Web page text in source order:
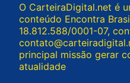
O CarteiraDigital.net é
conteúdo Encontra
18.812.588/0001-07,
principal missão gerar
atualidade